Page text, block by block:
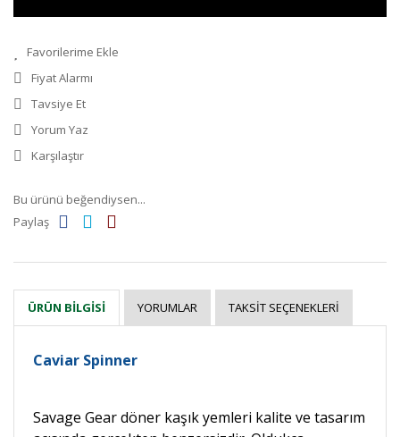
Fiyat Alarmı
Tavsiye Et
Yorum Yaz
Karşılaştır
Bu ürünü beğendiysen...
Paylaş
ÜRÜN BILGISI YORUMLAR TAKSIT SEÇENEKLERI
Caviar Spinner
Savage Gear döner kaşık yemleri kalite ve tasarım